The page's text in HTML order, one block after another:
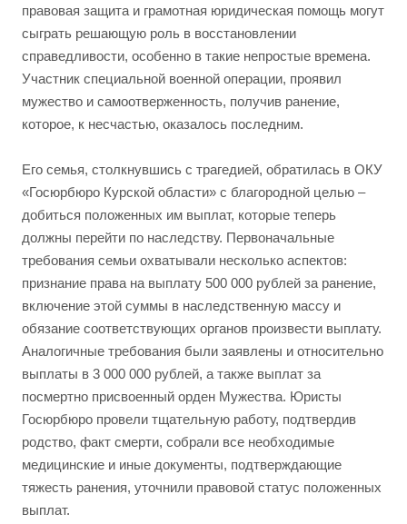
правовая защита и грамотная юридическая помощь могут
сыграть решающую роль в восстановлении
справедливости, особенно в такие непростые времена.
Участник специальной военной операции, проявил
мужество и самоотверженность, получив ранение,
которое, к несчастью, оказалось последним.
Его семья, столкнувшись с трагедией, обратилась в ОКУ
«Госюрбюро Курской области» с благородной целью –
добиться положенных им выплат, которые теперь
должны перейти по наследству. Первоначальные
требования семьи охватывали несколько аспектов:
признание права на выплату 500 000 рублей за ранение,
включение этой суммы в наследственную массу и
обязание соответствующих органов произвести выплату.
Аналогичные требования были заявлены и относительно
выплаты в 3 000 000 рублей, а также выплат за
посмертно присвоенный орден Мужества. Юристы
Госюрбюро провели тщательную работу, подтвердив
родство, факт смерти, собрали все необходимые
медицинские и иные документы, подтверждающие
тяжесть ранения, уточнили правовой статус положенных
выплат.